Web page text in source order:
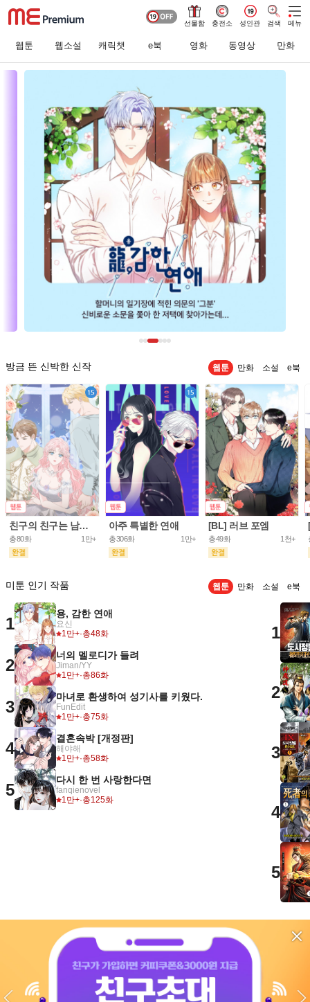
선물함 충전소 성인관 검색 메뉴
웹툰 웹소설 캐릭챗 e북 영화 동영상 만화
방금 뜬 신박한 신작 웹툰 만화 소설 e북
친구의 친구는 남인가요? [개정판]
총80화 1만+
아주 특별한 연애
총306화 1만+
[BL] 러브 포엠
총49화 1천+
미툰 인기 작품 웹툰 만화 소설 e북
1
용, 감한 연애
요신
1만+·총48화
2
너의 멜로디가 들려
Jiman/YY
1만+·총86화
3
마녀로 환생하여 성기사를 키웠다.
FunEdit
1만+·총75화
4
결혼속박 [개정판]
해야해
1만+·총58화
5
다시 한 번 사랑한다면
fanqienovel
1만+·총125화
1
2
3
4
5